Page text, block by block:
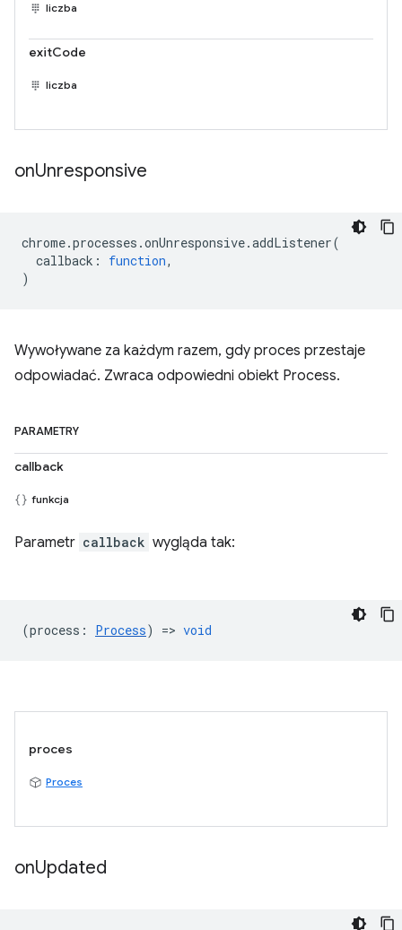
liczba
exitCode
liczba
onUnresponsive
chrome.processes .onUnresponsive.addListener(
callback : function,
)
Wywoływane za każdym razem, gdy proces przestaje
odpowiadać. Zwraca odpowiedni obiekt Process.
PARAMETRY
callback
funkcja
Parametr callback wygląda tak:
(process : Process) => void
proces
Proces
onUpdated